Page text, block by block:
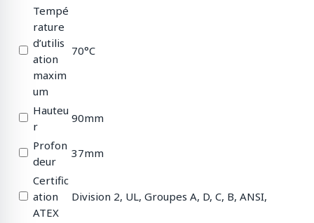
Tempé
rature
d’utilis
ation
maxim
um
70°C
Hauteu
r
90mm
Profon
deur
37mm
Certific
ation
ATEX
Division 2, UL, Groupes A, D, C, B, ANSI,